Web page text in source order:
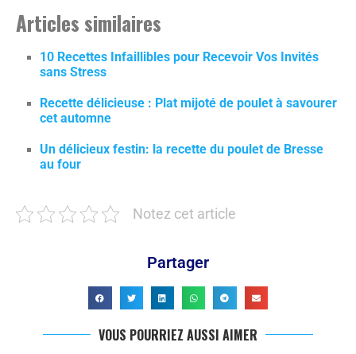
Articles similaires
10 Recettes Infaillibles pour Recevoir Vos Invités
sans Stress
Recette délicieuse : Plat mijoté de poulet à savourer
cet automne
Un délicieux festin: la recette du poulet de Bresse
au four
Notez cet article
Partager
VOUS POURRIEZ AUSSI AIMER